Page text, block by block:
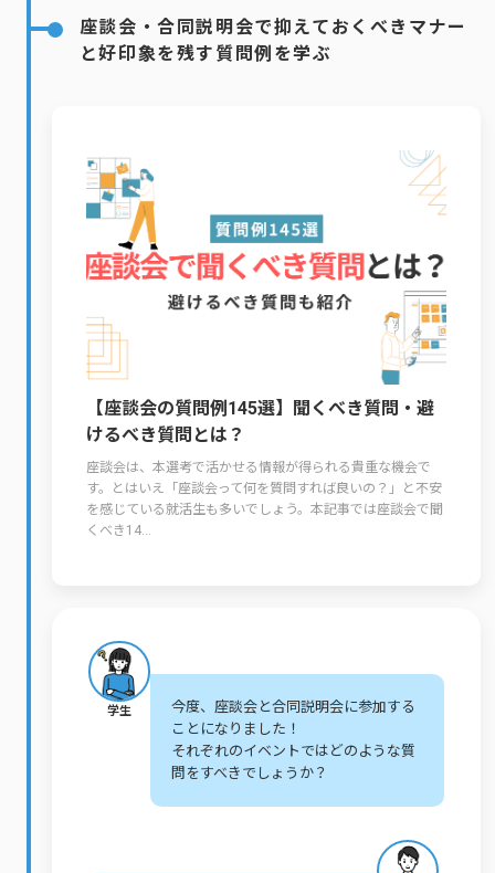
座談会・合同説明会で抑えておくべきマナー
と好印象を残す質問例を学ぶ
【座談会の質問例145選】聞くべき質問・避
けるべき質問とは？
座談会は、本選考で活かせる情報が得られる貴重な機会で
す。とはいえ「座談会って何を質問すれば良いの？」と不安
を感じている就活生も多いでしょう。本記事では座談会で聞
くべき14...
学生
今度、座談会と合同説明会に参加する
ことになりました！
それぞれのイベントではどのような質
問をすべきでしょうか？